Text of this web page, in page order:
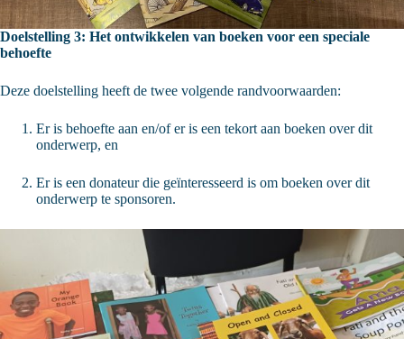
Doelstelling 3: Het ontwikkelen van boeken voor een speciale
behoefte
Deze doelstelling heeft de twee volgende randvoorwaarden:
Er is behoefte aan en/of er is een tekort aan boeken over dit
onderwerp, en
Er is een donateur die geïnteresseerd is om boeken over dit
onderwerp te sponsoren.